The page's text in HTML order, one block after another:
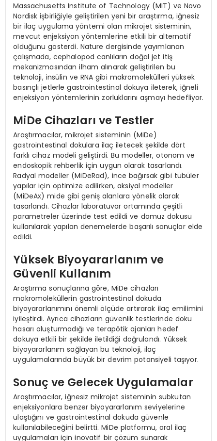
Massachusetts Institute of Technology (MIT) ve Novo
Nordisk işbirliğiyle geliştirilen yeni bir araştırma, iğnesiz
bir ilaç uygulama yöntemi olan mikrojet sisteminin,
mevcut enjeksiyon yöntemlerine etkili bir alternatif
olduğunu gösterdi. Nature dergisinde yayımlanan
çalışmada, cephalopod canlıların doğal jet itiş
mekanizmasından ilham alınarak geliştirilen bu
teknoloji, insülin ve RNA gibi makromolekülleri yüksek
basınçlı jetlerle gastrointestinal dokuya ileterek, iğneli
enjeksiyon yöntemlerinin zorluklarını aşmayı hedefliyor.
MiDe Cihazları ve Testler
Araştırmacılar, mikrojet sisteminin (MiDe)
gastrointestinal dokulara ilaç iletecek şekilde dört
farklı cihaz modeli geliştirdi. Bu modeller, otonom ve
endoskopik rehberlik için uygun olarak tasarlandı.
Radyal modeller (MiDeRad), ince bağırsak gibi tübüler
yapılar için optimize edilirken, aksiyal modeller
(MiDeAx) mide gibi geniş alanlara yönelik olarak
tasarlandı. Cihazlar laboratuvar ortamında çeşitli
parametreler üzerinde test edildi ve domuz dokusu
kullanılarak yapılan denemelerde başarılı sonuçlar elde
edildi.
Yüksek Biyoyararlanım ve
Güvenli Kullanım
Araştırma sonuçlarına göre, MiDe cihazları
makromoleküllerin gastrointestinal dokuda
biyoyararlanımını önemli ölçüde artırarak ilaç emilimini
iyileştirdi. Ayrıca cihazların güvenlik testlerinde doku
hasarı oluşturmadığı ve terapötik ajanları hedef
dokuya etkili bir şekilde iletildiği doğrulandı. Yüksek
biyoyararlanım sağlayan bu teknoloji, ilaç
uygulamalarında büyük bir devrim potansiyeli taşıyor.
Sonuç ve Gelecek Uygulamalar
Araştırmacılar, iğnesiz mikrojet sisteminin subkutan
enjeksiyonlara benzer biyoyararlanım seviyelerine
ulaştığını ve gastrointestinal dokuda güvenle
kullanılabileceğini belirtti. MiDe platformu, oral ilaç
uygulamaları için inovatif bir çözüm sunarak